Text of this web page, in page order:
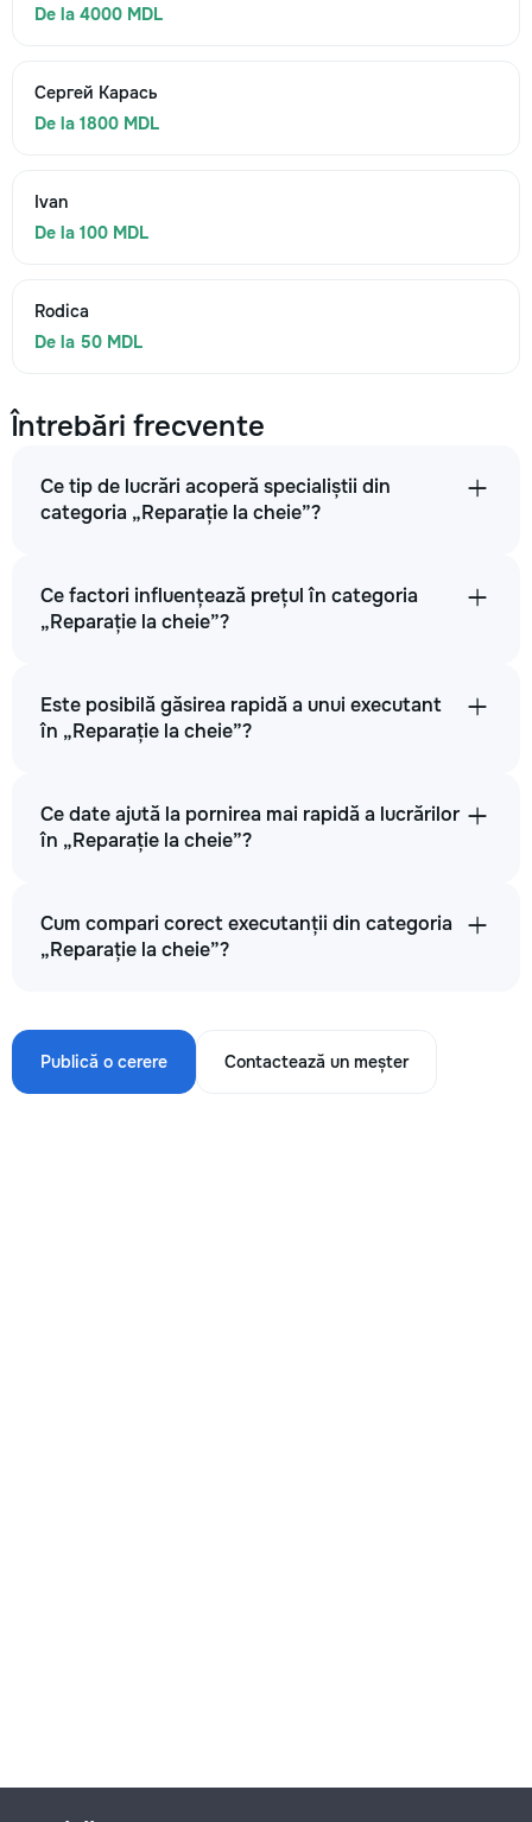
De la 4000 MDL
Сергей Карась
De la 1800 MDL
Ivan
De la 100 MDL
Rodica
De la 50 MDL
Întrebări frecvente
Ce tip de lucrări acoperă specialiștii din
categoria „Reparație la cheie”?
Ce factori influențează prețul în categoria
„Reparație la cheie”?
Este posibilă găsirea rapidă a unui executant
în „Reparație la cheie”?
Ce date ajută la pornirea mai rapidă a lucrărilor
în „Reparație la cheie”?
Cum compari corect executanții din categoria
„Reparație la cheie”?
Publică o cerere Contactează un meșter